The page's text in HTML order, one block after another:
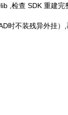
,检查 SDK 重建
时不装残异外挂